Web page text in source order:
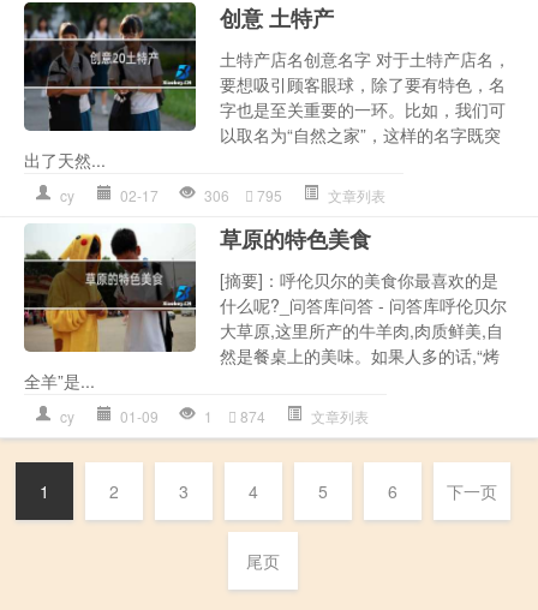
创意 土特产
土特产店名创意名字 对于土特产店名，
要想吸引顾客眼球，除了要有特色，名
字也是至关重要的一环。比如，我们可
以取名为“自然之家”，这样的名字既突
出了天然...
cy 02-17 306 795 文章列表
草原的特色美食
[摘要]：呼伦贝尔的美食你最喜欢的是
什么呢?_问答库问答 - 问答库呼伦贝尔
大草原,这里所产的牛羊肉,肉质鲜美,自
然是餐桌上的美味。如果人多的话,“烤
全羊”是...
cy 01-09 1 874 文章列表
1 2 3 4 5 6 下一页
尾页